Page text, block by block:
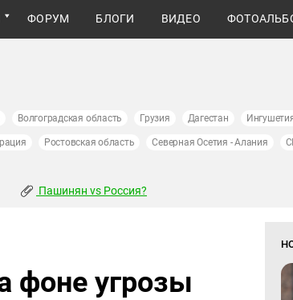
ФОРУМ БЛОГИ ВИДЕО
Волгоградская область Грузия Дагестан
Ростовская область Северная Осетия - Алания
Пашинян vs Россия?
фоне угрозы